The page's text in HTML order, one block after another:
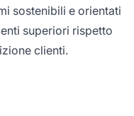
sostenibili e orientati
superiori rispetto
clienti.